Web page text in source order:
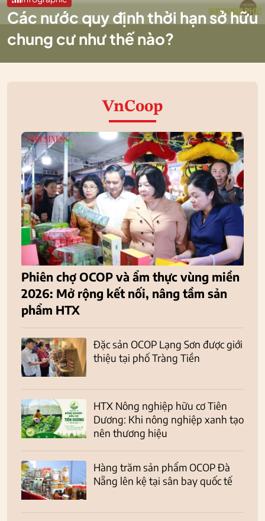
Các nước quy định thời hạn sở hữu
chung cư như thế nào?
VnCoop
Phiên chợ OCOP và ẩm thực vùng miền
2026: Mở rộng kết nối, nâng tầm sản
phẩm HTX
Đặc sản OCOP Lạng Sơn được giới
thiệu tại phố Tràng Tiền
HTX Nông nghiệp hữu cơ Tiên
Dương: Khi nông nghiệp xanh tạo
nên thương hiệu
Hàng trăm sản phẩm OCOP Đà
Nẵng lên kệ tại sân bay quốc tế